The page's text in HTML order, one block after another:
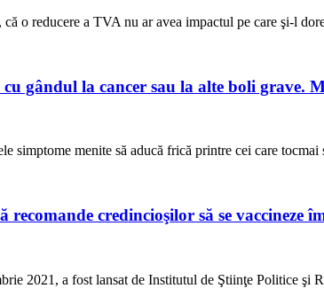
o reducere a TVA nu ar avea impactul pe care şi-l
gândul la cancer sau la alte boli grave.
simptome menite să aducă frică printre cei care tocmai
recomande credincioşilor să se
2021, a fost lansat de Institutul de Ştiinţe Politice şi